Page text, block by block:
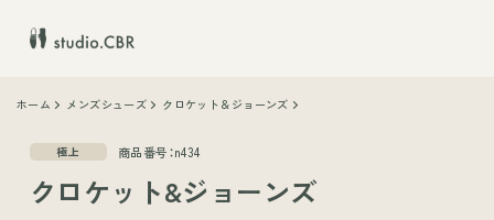
ホーム メンズシューズ クロケット＆ジョーンズ
極上 商品番号：n434
クロケット&ジョーンズ